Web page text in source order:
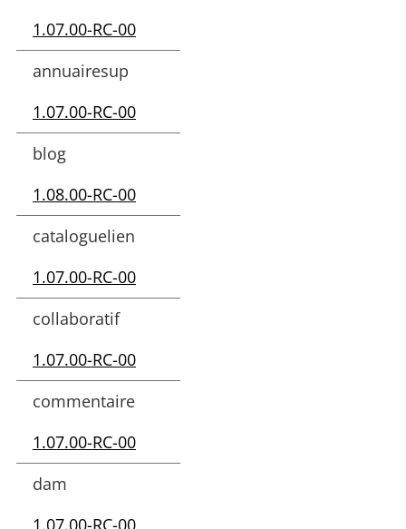
1.07.00-RC-00
annuairesup
1.07.00-RC-00
blog
1.08.00-RC-00
cataloguelien
1.07.00-RC-00
collaboratif
1.07.00-RC-00
commentaire
1.07.00-RC-00
dam
1.07.00-RC-00